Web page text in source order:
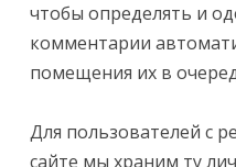
чтобы определять и
комментарии
помещения их в
Для пользователей с
сайте мы храним ту